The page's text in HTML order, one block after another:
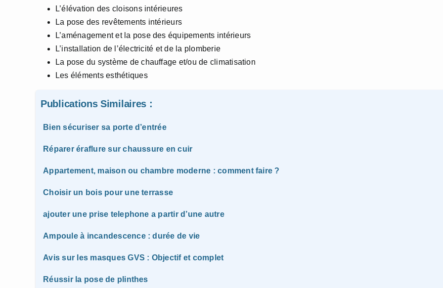
L’élévation des cloisons intérieures
La pose des revêtements intérieurs
L’aménagement et la pose des équipements intérieurs
L’installation de l’électricité et de la plomberie
La pose du système de chauffage et/ou de climatisation
Les éléments esthétiques
Publications Similaires :
Bien sécuriser sa porte d’entrée
Réparer éraflure sur chaussure en cuir
Appartement, maison ou chambre moderne : comment faire ?
Choisir un bois pour une terrasse
ajouter une prise telephone a partir d’une autre
Ampoule à incandescence : durée de vie
Avis sur les masques GVS : Objectif et complet
Réussir la pose de plinthes